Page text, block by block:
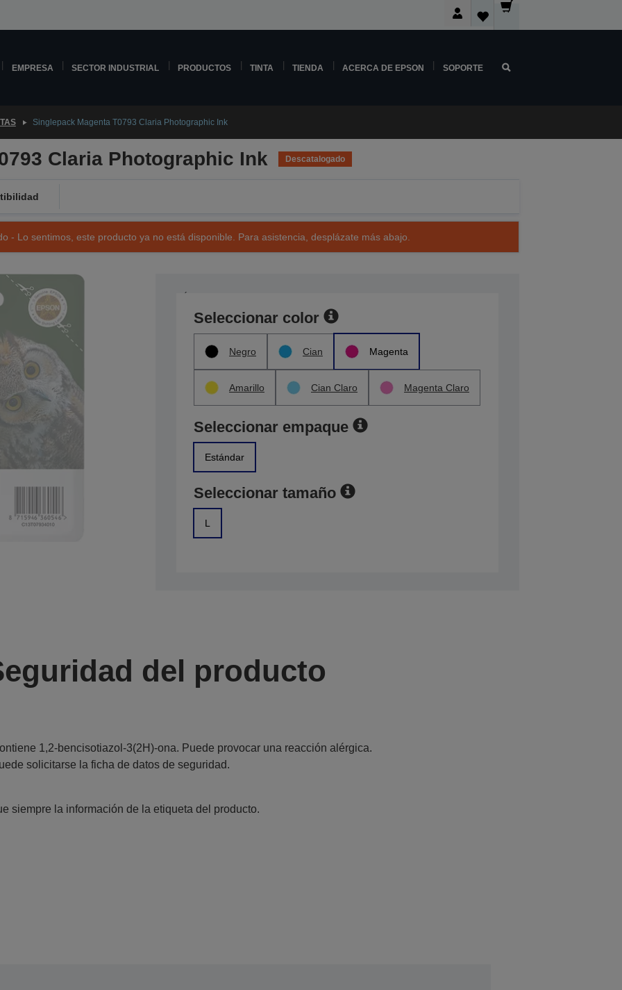
EMPRESA SECTOR INDUSTRIAL PRODUCTOS TINTA TIENDA ACERCA DE EPSON SOPORTE
Singlepack Magenta T0793 Claria Photographic Ink
Claria Photographic Ink Descatalogado
- Lo sentimos, este producto ya no está disponible. Para asistencia, desplázate más abajo.
Seleccionar color
Negro Cian Magenta
Amarillo Cian Claro Magenta Claro
Seleccionar empaque
Estándar
Seleccionar tamaño
L
del producto
1,2-bencisotiazol-3(2H)-ona. Puede provocar una reacción alérgica.
solicitarse la ficha de datos de seguridad.
siempre la información de la etiqueta del producto.